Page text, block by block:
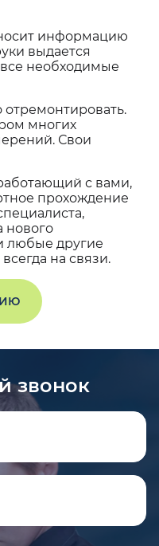
информацию
выдается
необходимые
многих
Свои
с вами,
прохождение
нового
любые другие
на связи.
звонок